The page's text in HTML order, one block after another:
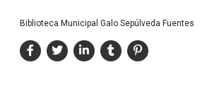
Biblioteca Municipal Galo Sepúlveda Fuentes